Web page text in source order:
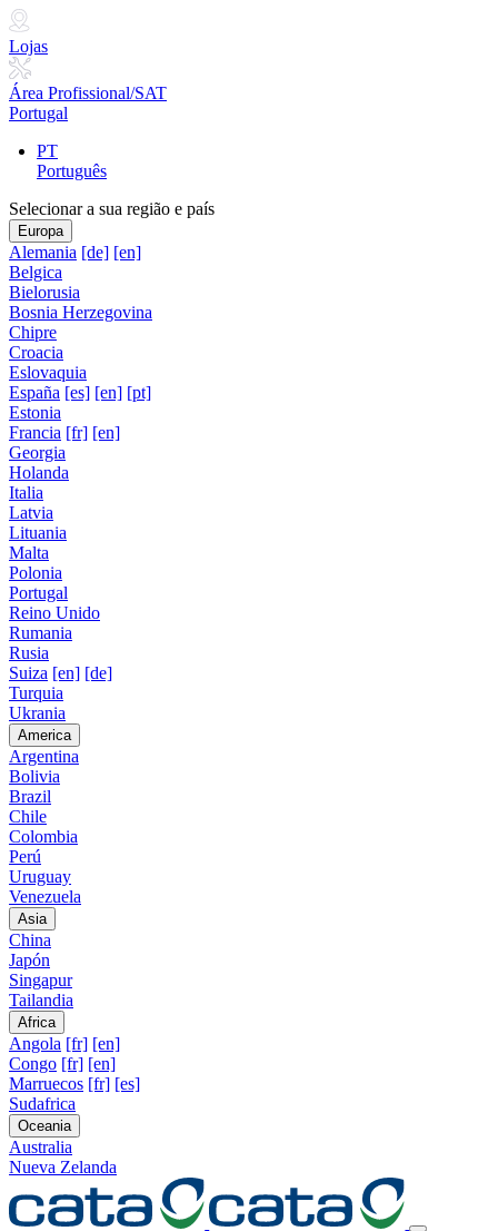
Lojas
Área Profissional/SAT
Portugal
PT
Português
Selecionar a sua região e país
Europa
Alemania [de] [en]
Belgica
Bielorusia
Bosnia Herzegovina
Chipre
Croacia
Eslovaquia
España [es] [en] [pt]
Estonia
Francia [fr] [en]
Georgia
Holanda
Italia
Latvia
Lituania
Malta
Polonia
Portugal
Reino Unido
Rumania
Rusia
Suiza [en] [de]
Turquia
Ukrania
America
Argentina
Bolivia
Brazil
Chile
Colombia
Perú
Uruguay
Venezuela
Asia
China
Japón
Singapur
Tailandia
Africa
Angola [fr] [en]
Congo [fr] [en]
Marruecos [fr] [es]
Sudafrica
Oceania
Australia
Nueva Zelanda